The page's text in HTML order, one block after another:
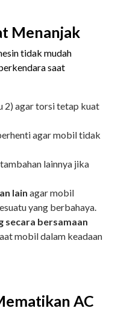
Menanjak
tidak mudah
saat
2) agar torsi tetap kuat
agar mobil tidak
lainnya jika
lain agar mobil
yang berbahaya.
secara bersamaan
mobil dalam keadaan
AC